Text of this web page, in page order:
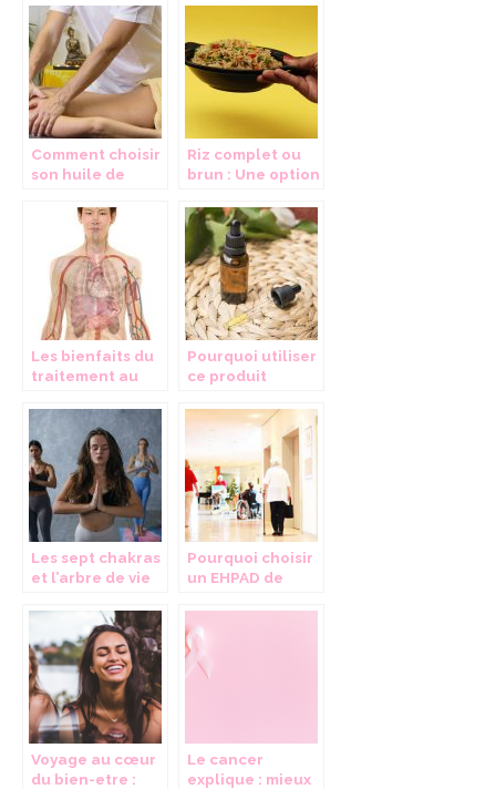
médecine
traditionnelle?
Comment choisir
son huile de
Riz complet ou
brun : Une option
avantageuse
pour la santé
Les bienfaits du
traitement au
Pourquoi utiliser
ce produit
Les sept chakras
et l’arbre de vie
Pourquoi choisir
un EHPAD de
de residence ?
Voyage au cœur
du bien-etre :
Le cancer
explique : mieux